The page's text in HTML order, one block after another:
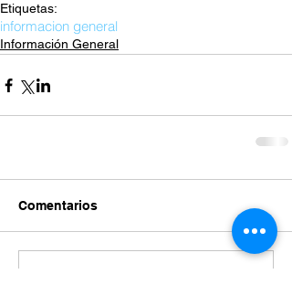
Etiquetas:
informacion general
Información General
Comentarios